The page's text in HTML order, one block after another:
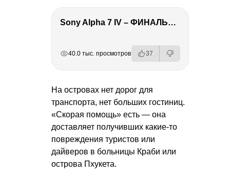
Sony Alpha 7 IV – ФИНАЛЬНЫЙ ОБЗОР
40.0 тыс. просмотров 37
На островах нет дорог для
транспорта, нет больших гостиниц.
«Скорая помощь» есть — она
доставляет получивших какие-то
повреждения туристов или
дайверов в больницы Краби или
острова Пхукета.